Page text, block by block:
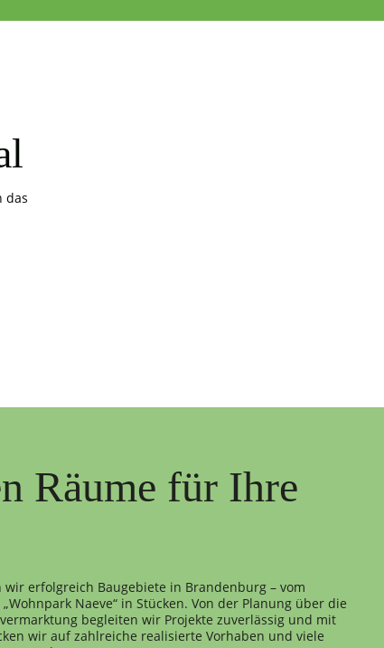
das
Räume für Ihre
wir erfolgreich Baugebiete in Brandenburg – vom
Naeve“ in Stücken. Von der Planung über die
begleiten wir Projekte zuverlässig und mit
wir auf zahlreiche realisierte Vorhaben und viele